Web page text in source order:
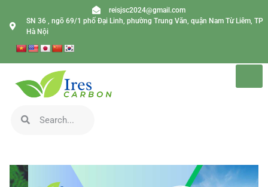
reisjsc2024@gmail.com
SN 36 , ngõ 69/1 phố Đại Linh, phường Trung Văn, quận Nam Từ Liêm, TP
Hà Nội